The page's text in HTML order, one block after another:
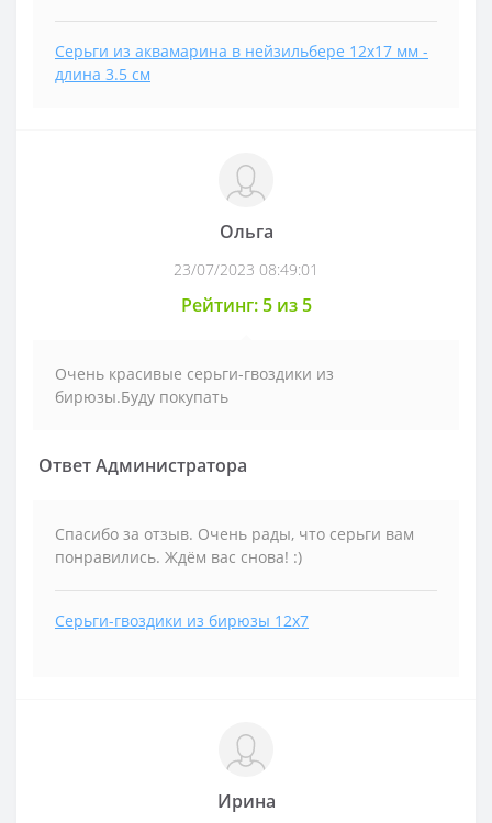
Серьги из аквамарина в нейзильбере 12х17 мм -
длина 3.5 см
Ольга
23/07/2023 08:49:01
Рейтинг: 5 из 5
Очень красивые серьги-гвоздики из
бирюзы.Буду покупать
Ответ Администратора
Спасибо за отзыв. Очень рады, что серьги вам
понравились. Ждём вас снова! :)
Серьги-гвоздики из бирюзы 12x7
Ирина